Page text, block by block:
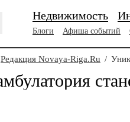
Недвижимость
Блоги Афиша событий
Редакция Novaya-Riga.Ru /